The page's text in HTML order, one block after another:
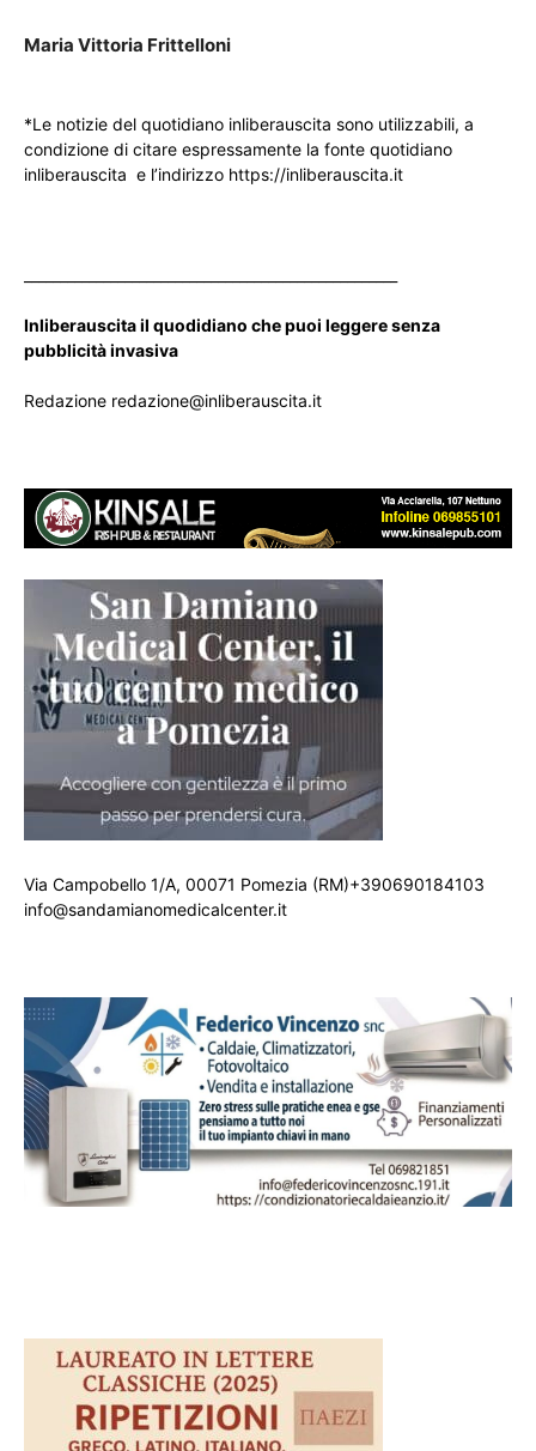
Maria Vittoria Frittelloni
*Le notizie del quotidiano inliberauscita sono utilizzabili, a
condizione di citare espressamente la fonte quotidiano
inliberauscita e l’indirizzo https://inliberauscita.it
Inliberauscita il quodidiano che puoi leggere senza
pubblicità invasiva
Redazione redazione@inliberauscita.it
Via Campobello 1/A, 00071 Pomezia (RM)+390690184103
info@sandamianomedicalcenter.it